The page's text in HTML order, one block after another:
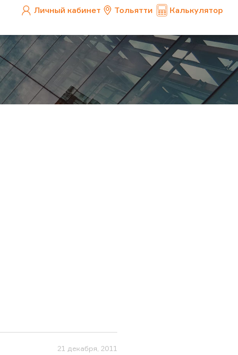
Личный кабинет Тольятти Калькулятор
21 декабря, 2011